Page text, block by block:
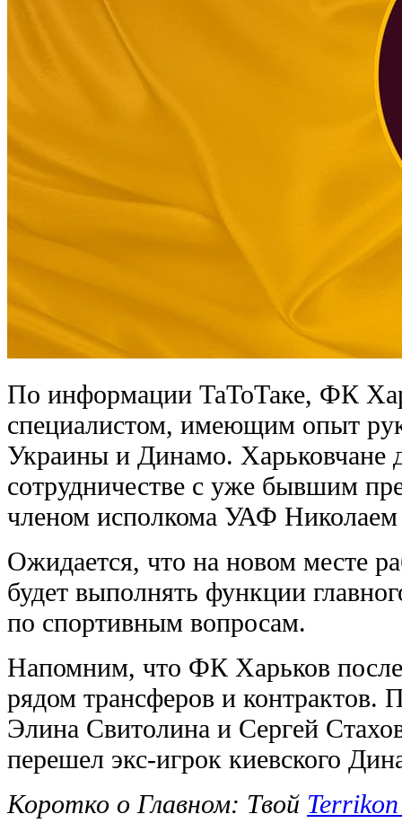
По информации ТаТоТаке, ФК
специалистом, имеющим опыт
Украины и Динамо. Харьковчане
сотрудничестве с уже бывшим
членом исполкома УАФ
Ожидается, что на новом месте
будет выполнять функции
по спортивным вопросам.
Напомним, что ФК Харьков после
рядом трансферов и контрактов.
Элина Свитолина и Сергей
перешел экс-игрок киевского
Коротко о Главном: Твой